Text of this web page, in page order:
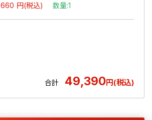
660 円(税込) 数量:1
合計 49,390円(税込)